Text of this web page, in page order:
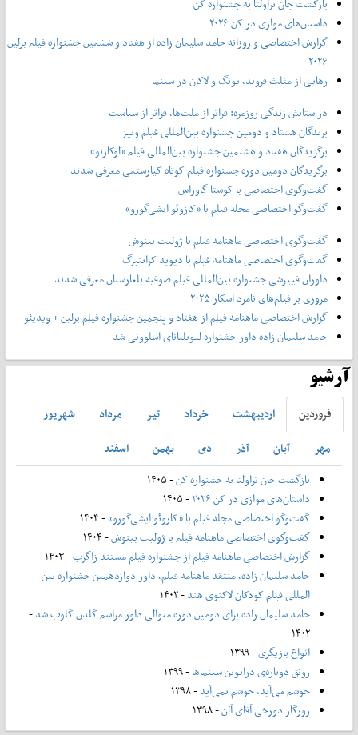
داستان‌های موازی در کن ۲۰۲۶
گزارش اختصاصی و روزانه حامد سلیمان زاده از هفتاد و‌ ششمین جشنواره فیلم برلین
۲۰۲۶
رهایی از مثلث فروید، یونگ و لاکان در سینما
در ستایش زندگی روزمره: فراتر از ملت‌ها، فراتر از سیاست
برندگان هشتاد و دومین جشنواره بین‌المللی فیلم ونیز
برگزیدگان هفتاد و هشتمین جشنواره بین‌المللی فیلم «لوکارنو»
برگزیدگان دومین دوره جشنواره فیلم کوتاه کیارستمی معرفی شدند
گفت‌وگوی اختصاصی با کوستا گاوراس
گفت‌وگو اختصاصی مجله فیلم با «کازوئو ایشی‌گورو»
گفت‌وگوی اختصاصی ماهنامه فیلم با ژولیت بینوش
گفت‌وگوی اختصاصی ماهنامه فیلم با دیوید کراننبرگ
داوران فیپرشی جشنواره بین‌المللی فیلم صوفیه بلغارستان معرفی شدند
مروری بر فیلم‌های نامزد اسکار ۲۰۲۵
گزارش اختصاصی ماهنامه فیلم از هفتاد و پنجمین جشنواره فیلم برلین + ویدیئو
حامد سلیمان زاده داور جشنواره لیوبلیانای اسلوونی شد
آرشیو
فروردين ارديبهشت خرداد تير مرداد
شهريور
مهر
آبان آذر دی بهمن
اسفند
بازگشت جان تراولتا به جشنواره کن- ۱۴۰۵
داستان‌های موازی در کن ۲۰۲۶
- ۱۴۰۵
گفت‌وگو اختصاصی مجله فیلم با «کازوئو ایشی‌گورو»- ۱۴۰۴
گفت‌وگوی اختصاصی ماهنامه فیلم با ژولیت بینوش- ۱۴۰۴
گزارش اختصاصی ماهنامه فیلم از جشنواره فیلم مستند زاگرب- ۱۴۰۳
حامد سلیمان زاده، منتقد ماهنامه فیلم، داور دوازدهمین جشنواره بین
المللی فیلم کودکان لاکنوی هند- ۱۴۰۲
حامد سلیمان زاده برای دومین دوره متوالی داور مراسم گلدن گلوب شد-
۱۴۰۲
انواع بازیگری- ۱۳۹۹
رونق دوباره‌ی درایوین سینماها- ۱۳۹۹
خوشم می‌آید، خوشم نمی‌آید- ۱۳۹۸
روزگار دوزخی آقای آلن- ۱۳۹۸